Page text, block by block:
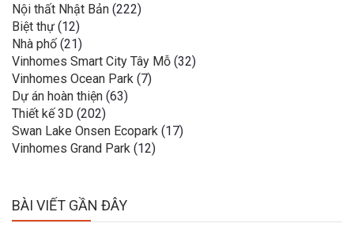
Nội thất Nhật Bản (222)
Biệt thự (12)
Nhà phố (21)
Vinhomes Smart City Tây Mỗ (32)
Vinhomes Ocean Park (7)
Dự án hoàn thiện (63)
Thiết kế 3D (202)
Swan Lake Onsen Ecopark (17)
Vinhomes Grand Park (12)
BÀI VIẾT GẦN ĐÂY